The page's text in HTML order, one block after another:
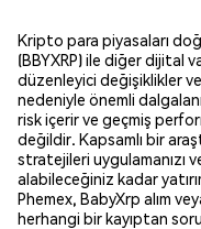
Kripto para piyasaları
(BBYXRP) ile diğer dijital
düzenleyici değişiklikler
nedeniyle önemli
risk içerir ve geçmiş
değildir. Kapsamlı bir
stratejileri uygulamanızı
alabileceğiniz kadar
Phemex, BabyXrp alım
herhangi bir kayıptan